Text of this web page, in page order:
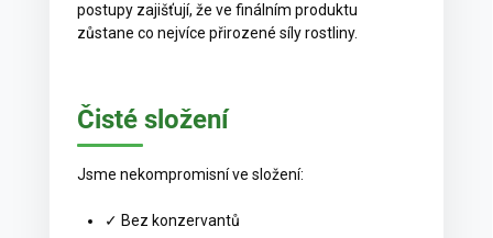
postupy zajišťují, že ve finálním produktu
zůstane co nejvíce přirozené síly rostliny.
Čisté složení
Jsme nekompromisní ve složení:
✓ Bez konzervantů